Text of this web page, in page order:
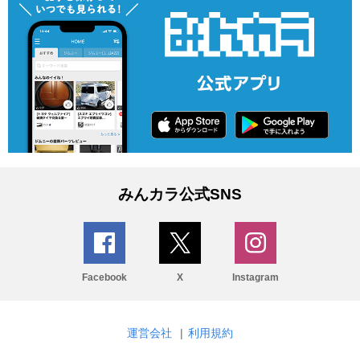
みんカラ公式SNS
Facebook X Instagram
運営会社 | 利用規約